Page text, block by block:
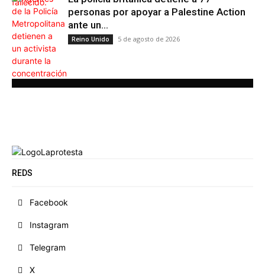
personas por apoyar a Palestine Action
ante un...
Reino Unido 5 de agosto de 2026
REDS
Facebook
Instagram
Telegram
X